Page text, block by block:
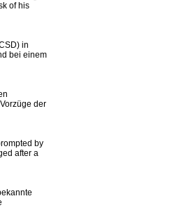
of his
in
bei einem
der
by
after a